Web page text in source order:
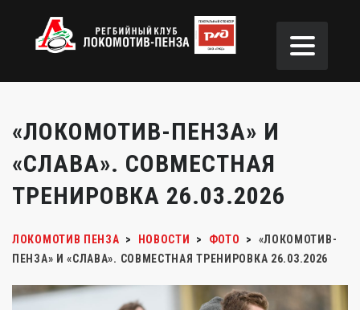
«ЛОКОМОТИВ-ПЕНЗА» И
«СЛАВА». СОВМЕСТНАЯ
ТРЕНИРОВКА 26.03.2026
ЛОКОМОТИВ ПЕНЗА > НОВОСТИ > ФОТО >
«ЛОКОМОТИВ-
ПЕНЗА» И «СЛАВА». СОВМЕСТНАЯ ТРЕНИРОВКА 26.03.2026